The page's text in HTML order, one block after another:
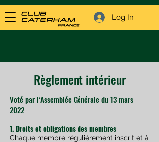
Log In
Règlement intérieur
Voté par l’Assemblée Générale du 13 mars
2022
1. Droits et obligations des membres
Chaque membre régulièrement inscrit et à